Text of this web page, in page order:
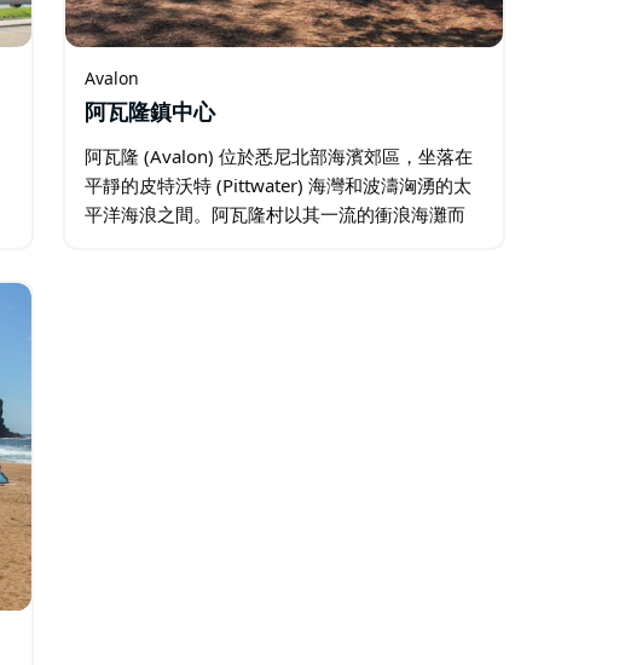
Avalon
阿瓦隆鎮中心
阿瓦隆 (Avalon) 位於悉尼北部海濱郊區，坐落在
平靜的皮特沃特 (Pittwater) 海灣和波濤洶湧的太
平洋海浪之間。阿瓦隆村以其一流的衝浪海灘而